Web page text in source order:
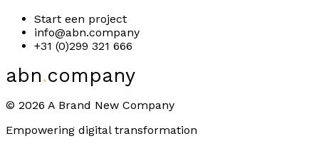
Start een project
info@abn.company
+31 (0)299 321 666
abn.company
© 2026 A Brand New Company
Empowering digital transformation